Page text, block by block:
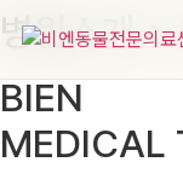
콘
츠
로
건
병원소개 >
BIEN
MEDICAL